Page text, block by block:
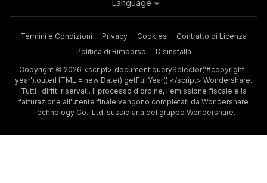
Termini e Condizioni Privacy Cookies
Contratto di Licenza
Politica di Rimborso
Disinstalla
Copyright © 2026 <script> document.querySelector('#copyright-
year').outerHTML = new Date().getFullYear() </script> Wondershare.
Tutti i diritti riservati. Il processo d'ordine, l'emissione fiscale e la
fatturazione all'utente finale vengono completati da Wondershare
Technology Co., Ltd, sussidiaria del gruppo Wondershare.
Language